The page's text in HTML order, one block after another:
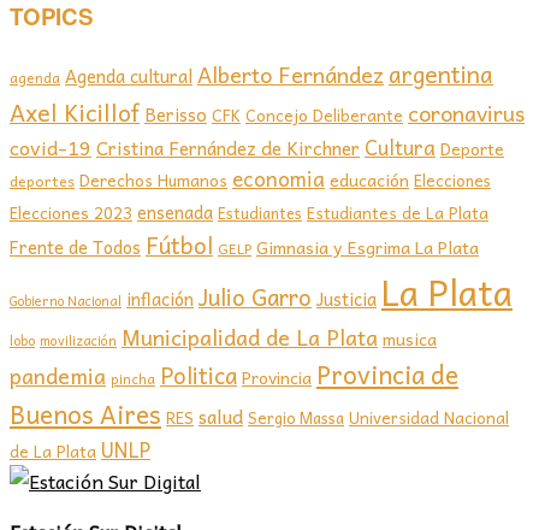
TOPICS
agenda Agenda culturalAlberto Fernández argentina
Axel Kicillof Berisso CFKConcejo Deliberante coronavirus
covid-19 Cristina Fernández de Kirchner Cultura Deporte
deportes Derechos Humanos economia educación Elecciones
Elecciones 2023 ensenada Estudiantes Estudiantes de La Plata
Frente de Todos Fútbol GELP Gimnasia y Esgrima La Plata
Gobierno Nacional inflación Julio Garro Justicia La Plata
lobo movilización Municipalidad de La Plata musica
pandemia pincha PoliticaProvincia Provincia de
Buenos Aires RES saludSergio MassaUniversidad Nacional
de La Plata UNLP